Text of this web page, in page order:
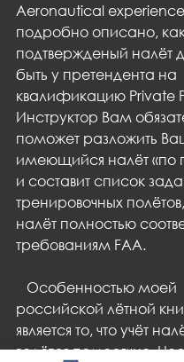
Aeronautical experience
подробно описано,
подтвержденый налёт
быть у претендента на
квалификацию Private
Инструктор Вам
поможет разложить
имеющийся налёт «по
и составит список
тренировочных
налёт полностью
требованиям FAA.
российской лётной
является то, что учёт
ведётся помесячно.